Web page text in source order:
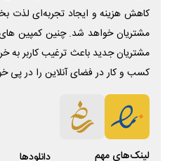
کاهش هزینه و ایجاد تجربه‌ای لذت
مشتریان خواهد شد. چنین کمپین
مشتریان جدید باعث ترغیب کاربر
کسب و کار در فضای آنلاین را در پی
لینک‌های مهم دانلود‌ها